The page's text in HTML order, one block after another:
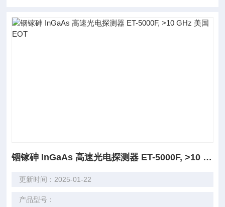
铟镓砷 InGaAs 高速光电探测器 ET-5000F, >10 GHz 美国EOT
更新时间：2025-01-22
产品型号：